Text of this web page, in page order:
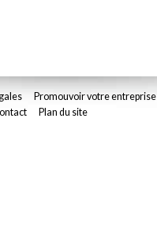
Promouvoir votre entreprise
Plan du site